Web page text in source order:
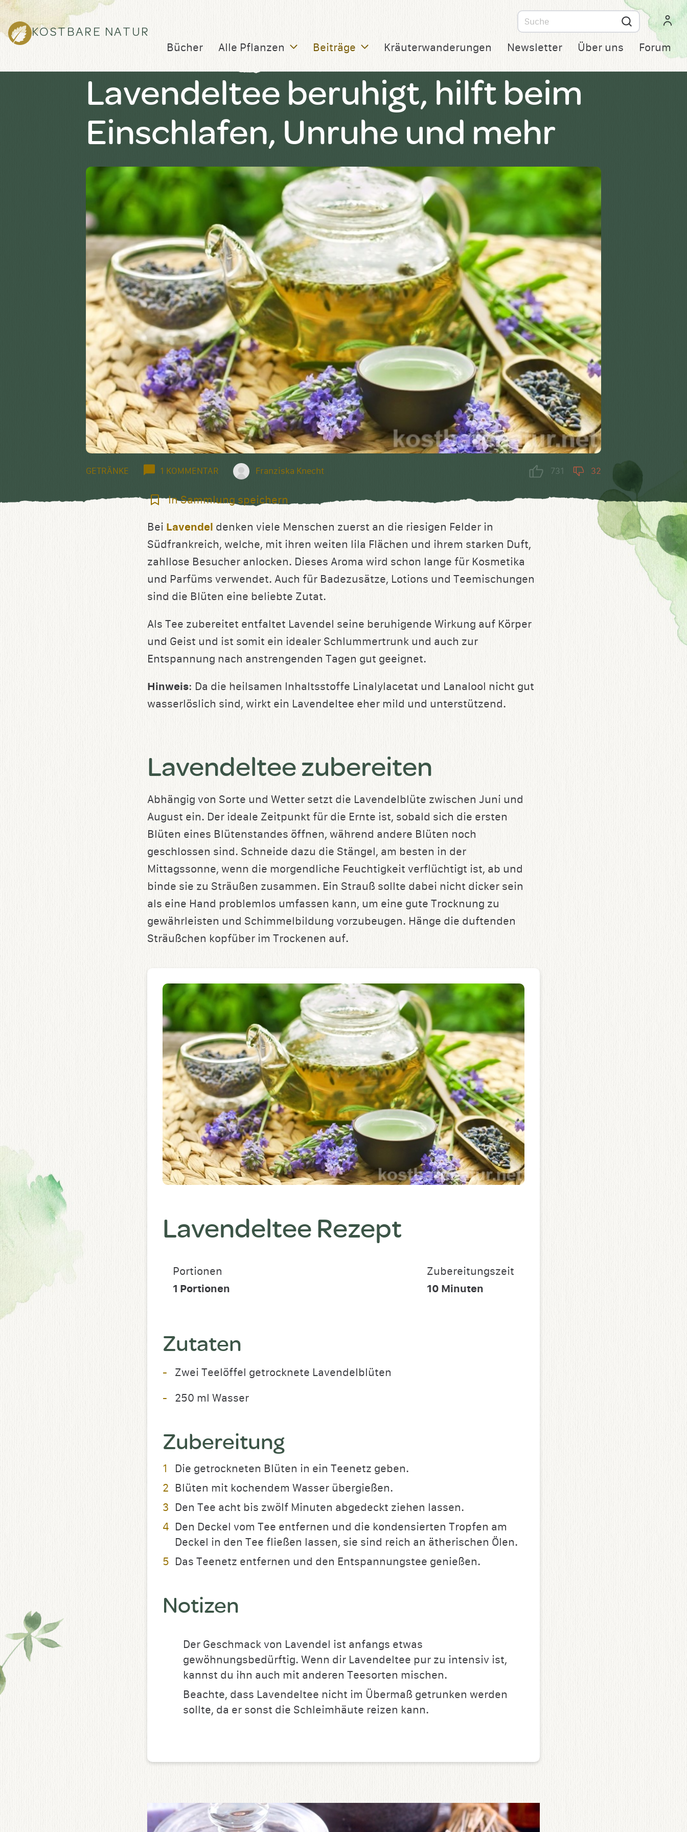
KOSTBARE NATUR
Suche
nach
Bücher Alle Pflanzen Beiträge Kräuterwanderungen Newsletter Über uns Forum
Lavendeltee beruhigt, hilft beim
Einschlafen, Unruhe und mehr
GETRÄNKE 1 KOMMENTAR Franziska Knecht 731 32
In
speichern
In Sammlung speichern
Bei Lavendel denken viele Menschen zuerst an die riesigen Felder in
Südfrankreich, welche, mit ihren weiten lila Flächen und ihrem starken Duft,
zahllose Besucher anlocken. Dieses Aroma wird schon lange für Kosmetika
und Parfüms verwendet. Auch für Badezusätze, Lotions und Teemischungen
sind die Blüten eine beliebte Zutat.
Als Tee zubereitet entfaltet Lavendel seine beruhigende Wirkung auf Körper
und Geist und ist somit ein idealer Schlummertrunk und auch zur
Entspannung nach anstrengenden Tagen gut geeignet.
Hinweis: Da die heilsamen Inhaltsstoffe Linalylacetat und Lanalool nicht gut
wasserlöslich sind, wirkt ein Lavendeltee eher mild und unterstützend.
Lavendeltee zubereiten
Abhängig von Sorte und Wetter setzt die Lavendelblüte zwischen Juni und
August ein. Der ideale Zeitpunkt für die Ernte ist, sobald sich die ersten
Blüten eines Blütenstandes öffnen, während andere Blüten noch
geschlossen sind. Schneide dazu die Stängel, am besten in der
Mittagssonne, wenn die morgendliche Feuchtigkeit verflüchtigt ist, ab und
binde sie zu Sträußen zusammen. Ein Strauß sollte dabei nicht dicker sein
als eine Hand problemlos umfassen kann, um eine gute Trocknung zu
gewährleisten und Schimmelbildung vorzubeugen. Hänge die duftenden
Sträußchen kopfüber im Trockenen auf.
Lavendeltee Rezept
Portionen
1 Portionen
Zubereitungszeit
10 Minuten
Zutaten
Zwei Teelöffel getrocknete Lavendelblüten
250 ml Wasser
Zubereitung
Die getrockneten Blüten in ein Teenetz geben.
Blüten mit kochendem Wasser übergießen.
Den Tee acht bis zwölf Minuten abgedeckt ziehen lassen.
Den Deckel vom Tee entfernen und die kondensierten Tropfen am
Deckel in den Tee fließen lassen, sie sind reich an ätherischen Ölen.
Das Teenetz entfernen und den Entspannungstee genießen.
Notizen
Der Geschmack von Lavendel ist anfangs etwas
gewöhnungsbedürftig. Wenn dir Lavendeltee pur zu intensiv ist,
kannst du ihn auch mit anderen Teesorten mischen.
Beachte, dass Lavendeltee nicht im Übermaß getrunken werden
sollte, da er sonst die Schleimhäute reizen kann.